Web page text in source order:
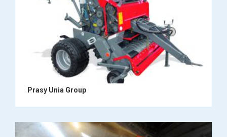
Prasy Unia Group